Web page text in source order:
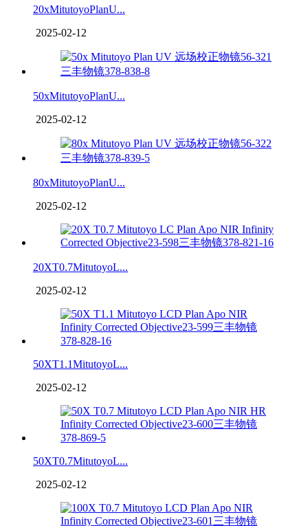
20xMitutoyoPlanU...
2025-02-12
50xMitutoyoPlanU...
2025-02-12
80xMitutoyoPlanU...
2025-02-12
20XT0.7MitutoyoL...
2025-02-12
50XT1.1MitutoyoL...
2025-02-12
50XT0.7MitutoyoL...
2025-02-12